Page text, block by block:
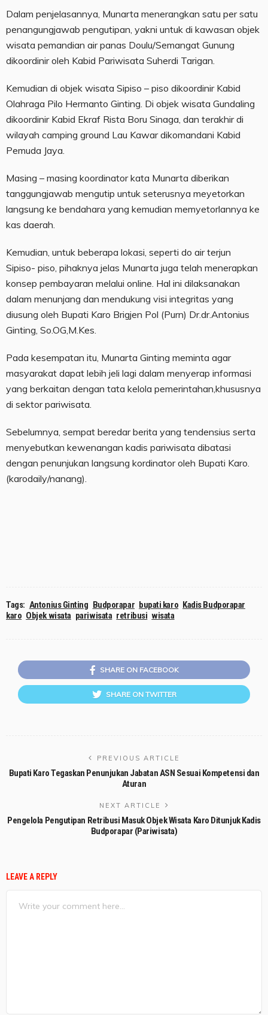
Dalam penjelasannya, Munarta menerangkan satu per satu
penangungjawab pengutipan, yakni untuk di kawasan objek
wisata pemandian air panas Doulu/Semangat Gunung
dikoordinir oleh Kabid Pariwisata Suherdi Tarigan.
Kemudian di objek wisata Sipiso – piso dikoordinir Kabid
Olahraga Pilo Hermanto Ginting. Di objek wisata Gundaling
dikoordinir Kabid Ekraf Rista Boru Sinaga, dan terakhir di
wilayah camping ground Lau Kawar dikomandani Kabid
Pemuda Jaya.
Masing – masing koordinator kata Munarta diberikan
tanggungjawab mengutip untuk seterusnya meyetorkan
langsung ke bendahara yang kemudian memyetorlannya ke
kas daerah.
Kemudian, untuk beberapa lokasi, seperti do air terjun
Sipiso- piso, pihaknya jelas Munarta juga telah menerapkan
konsep pembayaran melalui online. Hal ini dilaksanakan
dalam menunjang dan mendukung visi integritas yang
diusung oleh Bupati Karo Brigjen Pol (Purn) Dr.dr.Antonius
Ginting, So.OG,M.Kes.
Pada kesempatan itu, Munarta Ginting meminta agar
masyarakat dapat lebih jeli lagi dalam menyerap informasi
yang berkaitan dengan tata kelola pemerintahan,khususnya
di sektor pariwisata.
Sebelumnya, sempat beredar berita yang tendensius serta
menyebutkan kewenangan kadis pariwisata dibatasi
dengan penunjukan langsung kordinator oleh Bupati Karo.
(karodaily/nanang).
Tags: Antonius Ginting Budporapar bupati karo Kadis Budporapar
karo Objek wisata pariwisata retribusi wisata
SHARE ON FACEBOOK
SHARE ON TWITTER
PREVIOUS ARTICLE
Bupati Karo Tegaskan Penunjukan Jabatan ASN Sesuai Kompetensi dan
Aturan
NEXT ARTICLE
Pengelola Pengutipan Retribusi Masuk Objek Wisata Karo Ditunjuk Kadis
Budporapar (Pariwisata)
LEAVE A REPLY